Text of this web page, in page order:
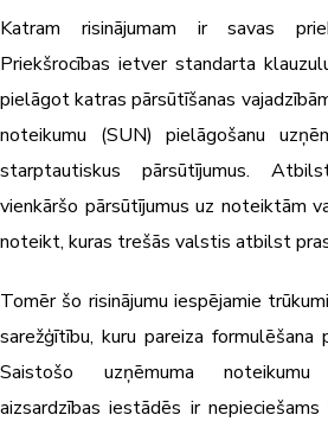
Katram risinājumam ir savas
Priekšrocības ietver standarta
pielāgot katras pārsūtīšanas
noteikumu (SUN) pielāgošanu
starptautiskus pārsūtījumus.
vienkāršo pārsūtījumus uz noteiktām
noteikt, kuras trešās valstis atbilst
Tomēr šo risinājumu iespējamie
sarežģītību, kuru pareiza formulēšana
Saistošo uzņēmuma noteikumu
aizsardzības iestādēs ir